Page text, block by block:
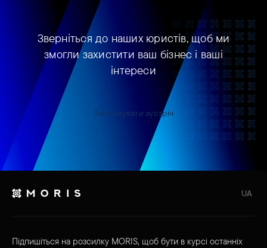
Зверніться до наших юристів, щоб ми
змогли захистити ваш бізнес і ваші
інтереси
Запланувати зустріч
UA
Підпишіться на розсилку MORIS, щоб бути в курсі останніх